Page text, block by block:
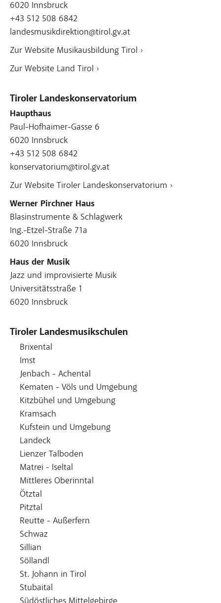
6020 Innsbruck
+43 512 508 6842
landesmusikdirektion@tirol.gv.at
Zur Website Musikausbildung Tirol ›
Zur Website Land Tirol ›
Tiroler Landeskonservatorium
Haupthaus
Paul-Hofhaimer-Gasse 6
6020 Innsbruck
+43 512 508 6842
konservatorium@tirol.gv.at
Zur Website Tiroler Landeskonservatorium ›
Werner Pirchner Haus
Blasinstrumente & Schlagwerk
Ing.-Etzel-Straße 71a
6020 Innsbruck
Haus der Musik
Jazz und improvisierte Musik
Universitätsstraße 1
6020 Innsbruck
Tiroler Landesmusikschulen
Brixental
Imst
Jenbach - Achental
Kematen - Völs und Umgebung
Kitzbühel und Umgebung
Kramsach
Kufstein und Umgebung
Landeck
Lienzer Talboden
Matrei - Iseltal
Mittleres Oberinntal
Ötztal
Pitztal
Reutte - Außerfern
Schwaz
Sillian
Söllandl
St. Johann in Tirol
Stubaital